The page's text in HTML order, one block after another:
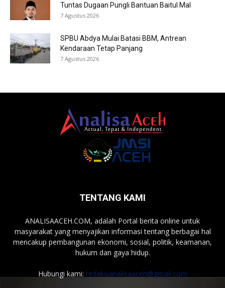
Tuntas Dugaan Pungli Bantuan Baitul Mal
7 Agustus 2026
SPBU Abdya Mulai Batasi BBM, Antrean
Kendaraan Tetap Panjang
7 Agustus 2026
TENTANG KAMI
ANALISAACEH.COM, adalah Portal berita online untuk
masyarakat yang menyajikan informasi tentang berbagai hal
mencakup pembangunan ekonomi, sosial, politik, keamanan,
hukum dan gaya hidup.
Hubungi kami: redaksianalisaaceh@gmail.com